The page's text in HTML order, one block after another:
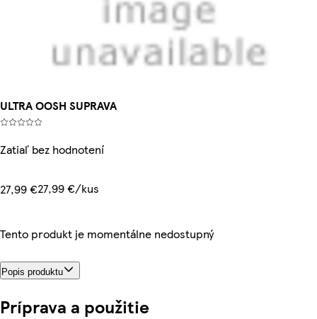
ULTRA OOSH SUPRAVA
Zatiaľ bez hodnotení
27,99 €27,99 €/kus
Tento produkt je momentálne nedostupný
Popis produktu
Príprava a použitie